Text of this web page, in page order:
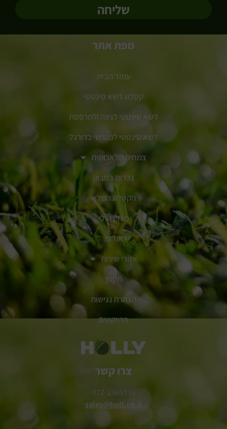
שליחה
מפת אתר
עמוד הבית
קטלוג דשא סינטטי
דשא סינטטי לגינה ולמרפסת
דשא סינטטי למגרשי כדורגל
צמחיה מלאכותית
גדרות במבוק
הקטלוג המלא
מגזין הולי
אודות
אזורי שירות
תקנון
הצהרת נגישות
פרויקטים
צרו קשר
072-2365538
sales@holl.co.il